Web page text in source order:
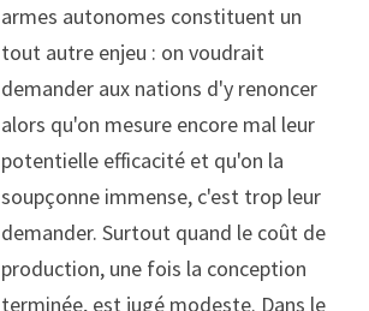
armes autonomes constituent un
tout autre enjeu : on voudrait
demander aux nations d'y renoncer
alors qu'on mesure encore mal leur
potentielle efficacité et qu'on la
soupçonne immense, c'est trop leur
demander. Surtout quand le coût de
production, une fois la conception
terminée, est jugé modeste. Dans le